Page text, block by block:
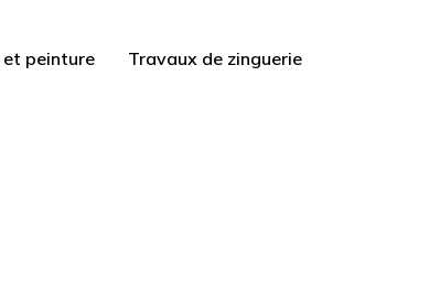
peinture Travaux de zinguerie